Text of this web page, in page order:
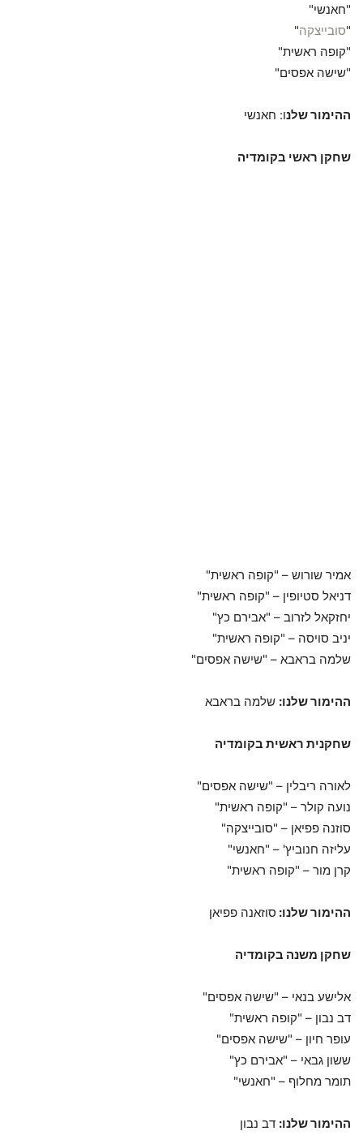
"חאנשי"
"סובייצקה"
"קופה ראשית"
"שישה אפסים"
ההימור שלנו: חאנשי
שחקן ראשי בקומדיה
אמיר שורוש – "קופה ראשית"
דניאל סטיופין – "קופה ראשית"
יחזקאל לזרוב – "אבירם כץ"
יניב סויסה – "קופה ראשית"
שלמה בראבא – "שישה אפסים"
ההימור שלנו: שלמה בראבא
שחקנית ראשית בקומדיה
לאורה ריבלין – "שישה אפסים"
נועה קולר – "קופה ראשית"
סוזנה פפיאן – "סובייצקה"
עליזה חנוביץ' – "חאנשי"
קרן מור – "קופה ראשית"
ההימור שלנו: סוזאנה פפיאן
שחקן משנה בקומדיה
אלישע בנאי – "שישה אפסים"
דב נבון – "קופה ראשית"
עופר חיון – "שישה אפסים"
ששון גבאי – "אבירם כץ"
תומר מחלוף – "חאנשי"
ההימור שלנו: דב נבון